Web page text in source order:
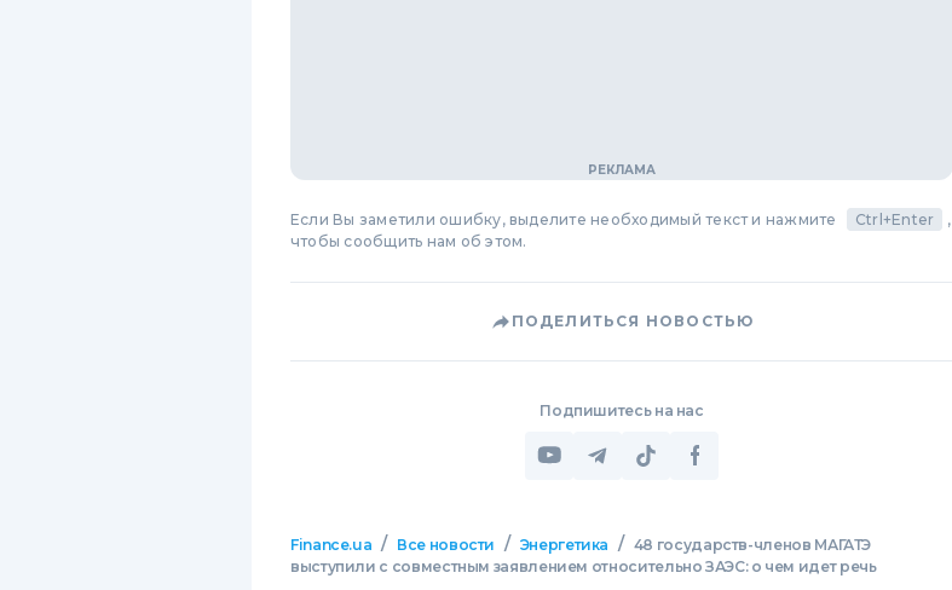
Если Вы заметили ошибку, выделите необходимый текст и нажмите Ctrl+Enter
,
чтобы сообщить нам об этом.
ПОДЕЛИТЬСЯ НОВОСТЬЮ
Подпишитесь на нас
Finance.ua / Все новости / Энергетика / 48 государств-членов МАГАТЭ
выступили с совместным заявлением относительно ЗАЭС: о чем идет речь